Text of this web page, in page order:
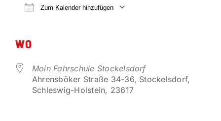
VORTEILSPARTNER
Zum Kalender hinzufügen
WO
Moin Fahrschule Stockelsdorf
Ahrensböker Straße 34-36, Stockelsdorf,
Schleswig-Holstein, 23617